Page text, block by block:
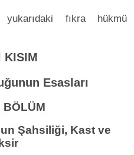
yukarıdaki fıkra hükmü
KISIM
Esasları
BÖLÜM
Şahsiliği, Kast ve